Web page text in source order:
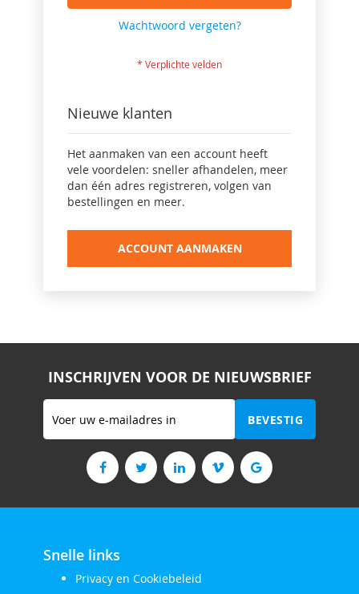
Wachtwoord vergeten?
Nieuwe klanten
Het aanmaken van een account heeft
vele voordelen: sneller afhandelen, meer
dan één adres registreren, volgen van
bestellingen en meer.
ACCOUNT AANMAKEN
INSCHRIJVEN VOOR DE NIEUWSBRIEF
Abonneer
op
nieuwsbrief
BEVESTIG
Snelle links
Privacy en Cookiebeleid